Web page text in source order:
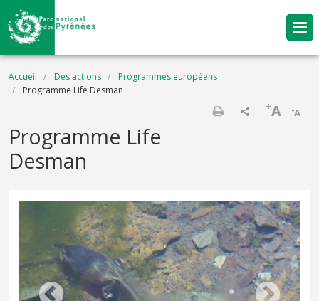
Aller au contenu principal
Fil d'Ariane
Accueil Des actions
Programmes européens
Programme Life Desman
-A
+A
Programme Life
Desman